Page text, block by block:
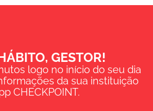
GESTOR!
logo no início do seu dia
da sua instituição
CHECKPOINT.